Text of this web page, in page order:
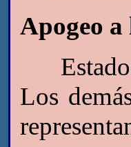
Apogeo
Estados
Los